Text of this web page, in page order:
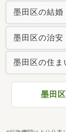
墨田区の結婚
墨田区の治安
墨田区の住ま
墨田